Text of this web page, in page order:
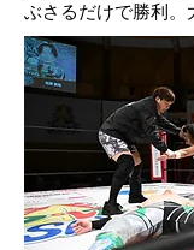
ぶさるだけで勝利。